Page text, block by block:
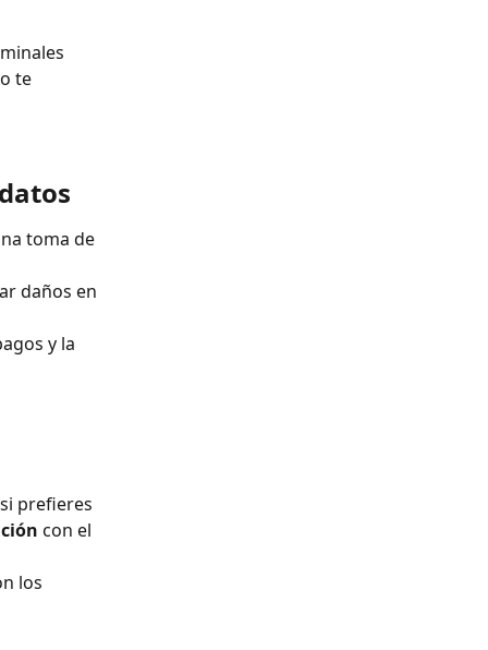
te
toma de
daños en
y la
prefieres
con el
los